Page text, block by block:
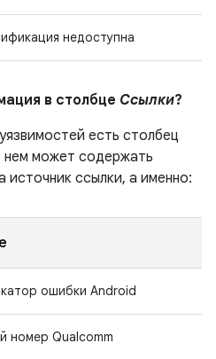
недоступна
в столбце Ссылки?
есть столбец
нем может содержать
ссылки, а именно:
ошибки Android
номер Qualcomm